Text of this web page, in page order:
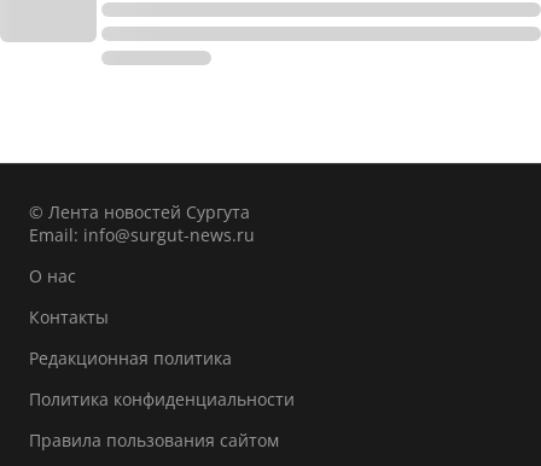
© Лента новостей Сургута
Email: info@surgut-news.ru
О нас
Контакты
Редакционная политика
Политика конфиденциальности
Правила пользования сайтом